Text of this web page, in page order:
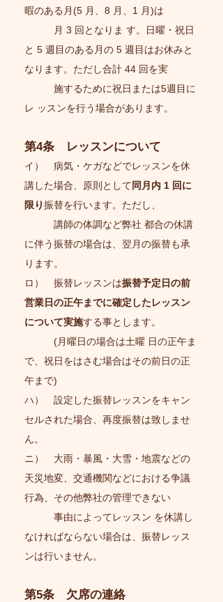
暇のある月(5 月、8 月、1 月)は
月 3 回となりま す。日曜・祝日
と 5 週目のある月の 5 週目はお休みと
なります。ただし合計 44 回を実
施するために祝日または5週目に
レ ッスンを行う場合があります。
第4条 レッスンについて
イ） 病気・ケガなどでレッスンを休
講した場合、原則として同月内 1 回に
限り振替を行います。ただし、
講師の体調など弊社 都合の休講
に伴う振替の場合は、翌月の振替も承
ります。
ロ） 振替レッスンは振替予定日の前
営業日の正午までに確定したレッスン
について実施する事とします。
(月曜日の場合は土曜 日の正午ま
で、祝日をはさむ場合はその前日の正
午まで)
ハ） 設定した振替レッスンをキャン
セルされた場合、再度振替は致しませ
ん。
ニ） 大雨・暴風・大雪・地震などの
天災地変、交通機関などにおける争議
行為、その他弊社の管理できない
事由によってレッスン を休講し
なければならない場合は、振替レッス
ンは行いません。
第5条 欠席の連絡